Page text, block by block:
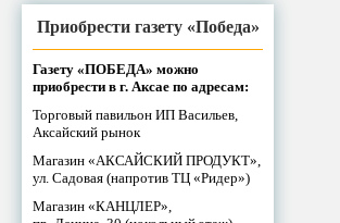
Приобрести газету «Победа»
Газету «ПОБЕДА» можно
приобрести в г. Аксае по адресам:
Торговый павильон ИП Васильев,
Аксайский рынок
Магазин «АКСАЙСКИЙ ПРОДУКТ»,
ул. Садовая (напротив ТЦ «Ридер»)
Магазин «КАНЦЛЕР»,